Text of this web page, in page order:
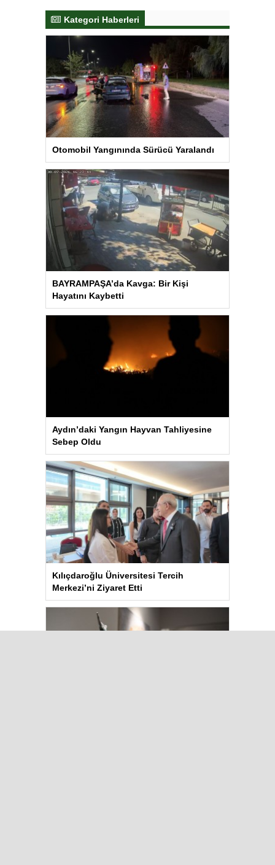
Kategori Haberleri
Otomobil Yangınında Sürücü Yaralandı
BAYRAMPAŞA’da Kavga: Bir Kişi
Hayatını Kaybetti
Aydın’daki Yangın Hayvan Tahliyesine
Sebep Oldu
Kılıçdaroğlu Üniversitesi Tercih
Merkezi’ni Ziyaret Etti